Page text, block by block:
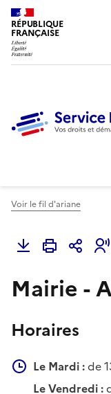
RÉPUBLIQUE
FRANÇAISE
Voir le fil d'ariane
Mairie -
Horaires
Le Mardi :de
Le Vendredi :